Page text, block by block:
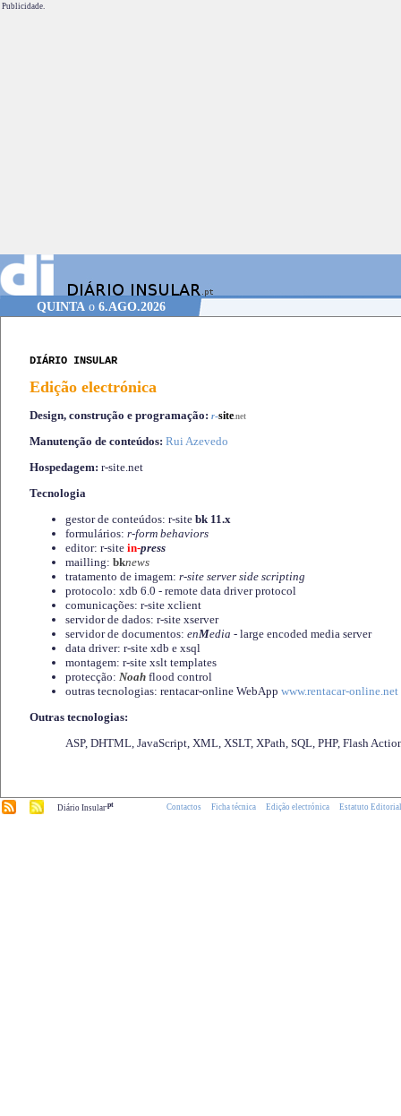
Publicidade.
QUINTAo 6.AGO.2026
DIÁRIO INSULAR
Edição electrónica
Design, construção e programação: r-site.net
Manutenção de conteúdos: Rui Azevedo
Hospedagem: r-site.net
Tecnologia
gestor de conteúdos: r-site bk 11.x
formulários: r-form behaviors
editor: r-site in-press
mailling: bknews
tratamento de imagem: r-site server side scripting
protocolo: xdb 6.0 - remote data driver protocol
comunicações: r-site xclient
servidor de dados: r-site xserver
servidor de documentos: enMedia - large encoded media server
data driver: r-site xdb e xsql
montagem: r-site xslt templates
protecção: Noah flood control
outras tecnologias: rentacar-online WebApp www.rentacar-online.net
Outras tecnologias:
ASP, DHTML, JavaScript, XML, XSLT, XPath, SQL, PHP, Flash
Diário Insular.pt Contactos Ficha técnica Edição electrónica Estatuto Editorial